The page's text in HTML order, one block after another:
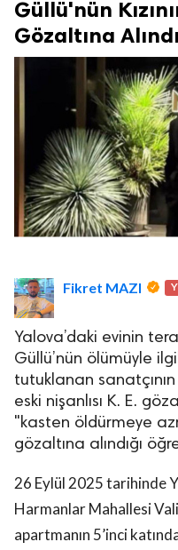
Güllü'nün
Gözaltına Alındı
Fikret MAZI
Yalova’daki evinin
Güllü’nün ölümüyle
tutuklanan
eski nişanlısı K. E.
"kasten öldürmeye
gözaltına alındığı
26 Eylül 2025 tarihinde
Harmanlar Mahallesi
apartmanın 5’inci